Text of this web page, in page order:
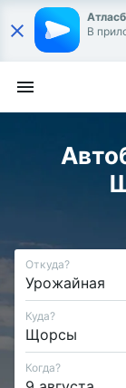
В
Откуда?
Куда?
Когда?